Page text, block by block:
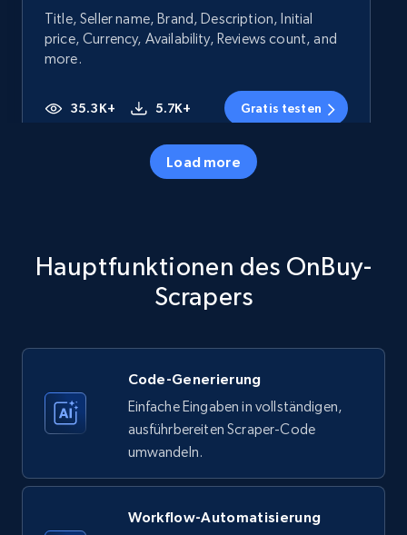
Title, Seller name, Brand, Description, Initial
price, Currency, Availability, Reviews count, and
more.
35.3K+ 5.7K+ Gratis testen
price, Currency, Availability, Reviews count, and
Amazon products - Collects products by
specific keywords
Title, Seller name, Brand, Description, Initial
Load more
Hauptfunktionen des OnBuy-
Scrapers
Code-Generierung
Einfache Eingaben in vollständigen,
ausführbereiten Scraper-Code
umwandeln.
Workflow-Automatisierung